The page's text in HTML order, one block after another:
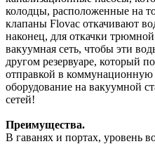
колодцы, расположенные на
клапаны Flovac откачивают
наконец, для откачки трюмной
вакуумная сеть, чтобы эти
другом резервуаре, который
отправкой в
оборудование на вакуумной
сетей!
Преимущества.
В гаванях и портах, уровень